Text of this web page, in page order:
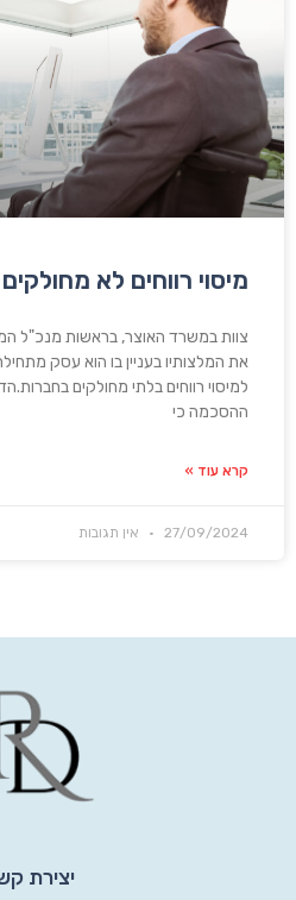
מיסוי רווחים לא מחולקים
צוות במשרד האוצר, בראשות מנכ"ל
את המלצותיו בעניין בו הוא עסק
למיסוי רווחים בלתי מחולקים
ההסכמה כי
קרא עוד »
27/09/2024 אין תגובות
יצירת